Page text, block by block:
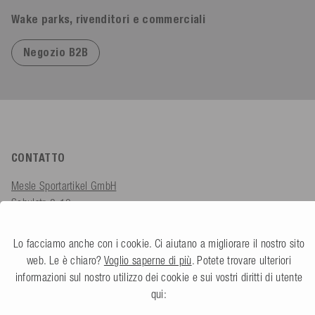
Wake parks, rivenditori e commerciali
Negozio B2B
CONTATTO
Mesle Sportartikel GmbH
Schulstr. 8-10
Lunedì - Venerdì
08.00 - 18.00
Lo facciamo anche con i cookie. Ci aiutano a migliorare il nostro sito
web. Le è chiaro? Voglio saperne di più. Potete trovare ulteriori
informazioni sul nostro utilizzo dei cookie e sui vostri diritti di utente
qui: